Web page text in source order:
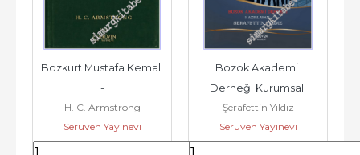
Bozkurt Mustafa Kemal
-
H. C. Armstrong
Serüven Yayınevi
Bozok Akademi
Derneği Kurumsal
Temsil : Protokol Görgü
ve Nezaket -
Şerafettin Yıldız
Serüven Yayınevi